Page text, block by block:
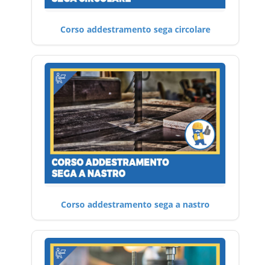
Corso addestramento sega circolare
Corso addestramento sega a nastro